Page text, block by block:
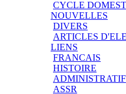
CYCLE
NOUVELLES
DIVERS
ARTICLES
LIENS
FRANCAIS
HISTOIRE
ADMINISTRATIF
ASSR